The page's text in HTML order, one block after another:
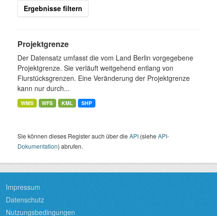
Ergebnisse filtern
Projektgrenze
Der Datensatz umfasst die vom Land Berlin vorgegebene
Projektgrenze. Sie verläuft weitgehend entlang von
Flurstücksgrenzen. Eine Veränderung der Projektgrenze
kann nur durch...
WMS WFS KML SHP
Sie können dieses Register auch über dieAPI (sieheAPI-
Dokumentation) abrufen.
Impressum
Datenschutz
Nutzungsbedingungen